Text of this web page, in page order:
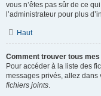
vous n’êtes pas sûr de ce
l’administrateur pour plus
Haut
Comment trouver tous
Pour accéder à la liste des
messages privés, allez dans
fichiers joints.